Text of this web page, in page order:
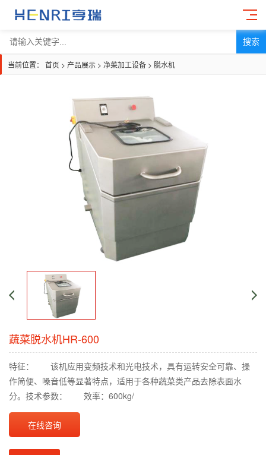
搜索
当前位置： 首页 > 产品展示 > 净菜加工设备 > 脱水机
蔬菜脱水机HR-600
特征： 该机应用变频技术和光电技术，具有运转安全可靠、操
作简便、嗓音低等显著特点，适用于各种蔬菜类产品去除表面水
分。技术参数： 效率：600kg/
在线咨询